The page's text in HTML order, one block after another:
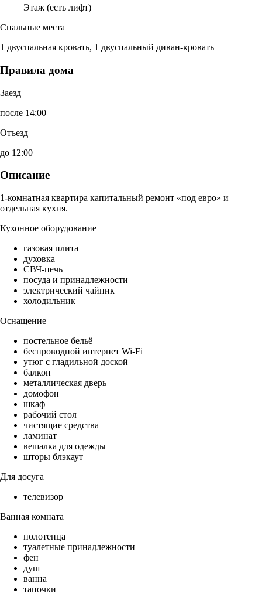
Этаж (есть лифт)
Спальные места
1 двуспальная кровать, 1 двуспальный диван-кровать
Правила дома
Заезд
после 14:00
Отъезд
до 12:00
Описание
1-комнатная квартира капитальный ремонт «под евро» и
отдельная кухня.
Кухонное оборудование
газовая плита
духовка
СВЧ-печь
посуда и принадлежности
электрический чайник
холодильник
Оснащение
постельное бельё
беспроводной интернет Wi-Fi
утюг с гладильной доской
балкон
металлическая дверь
домофон
шкаф
рабочий стол
чистящие средства
ламинат
вешалка для одежды
шторы блэкаут
Для досуга
телевизор
Ванная комната
полотенца
туалетные принадлежности
фен
душ
ванна
тапочки